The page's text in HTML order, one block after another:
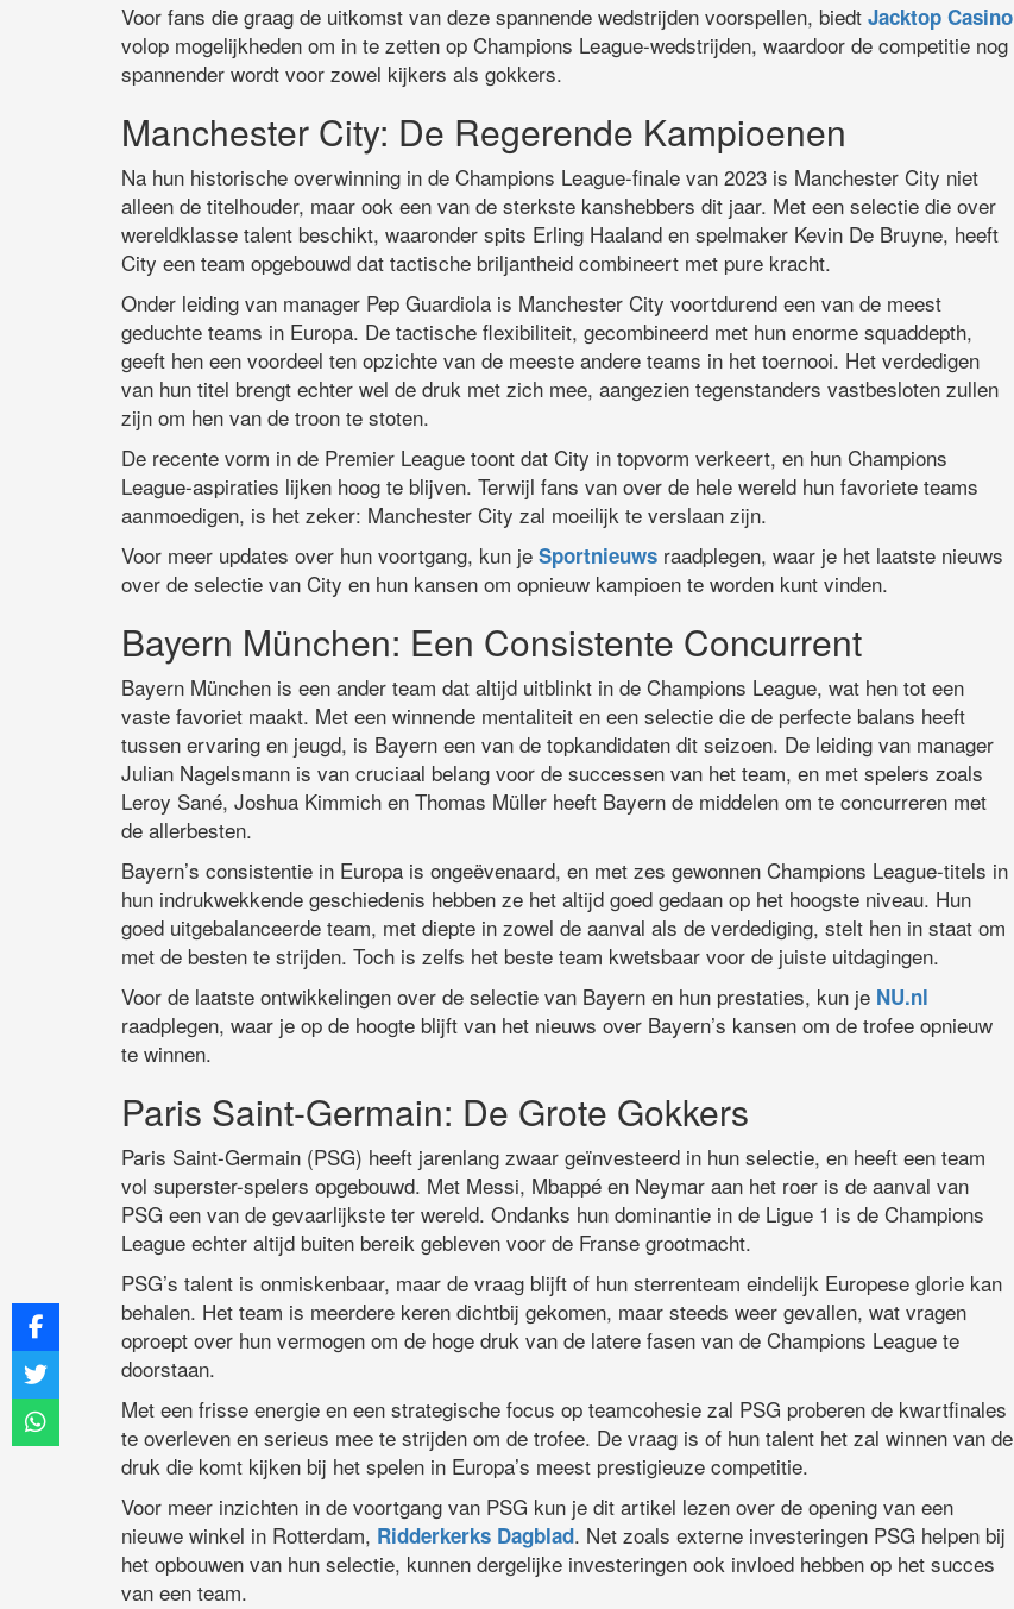
Voor fans die graag de uitkomst van deze spannende wedstrijden voorspellen, biedt Jacktop Casino
volop mogelijkheden om in te zetten op Champions League-wedstrijden, waardoor de competitie nog
spannender wordt voor zowel kijkers als gokkers.
Manchester City: De Regerende Kampioenen
Na hun historische overwinning in de Champions League-finale van 2023 is Manchester City niet
alleen de titelhouder, maar ook een van de sterkste kanshebbers dit jaar. Met een selectie die over
wereldklasse talent beschikt, waaronder spits Erling Haaland en spelmaker Kevin De Bruyne, heeft
City een team opgebouwd dat tactische briljantheid combineert met pure kracht.
Onder leiding van manager Pep Guardiola is Manchester City voortdurend een van de meest
geduchte teams in Europa. De tactische flexibiliteit, gecombineerd met hun enorme squaddepth,
geeft hen een voordeel ten opzichte van de meeste andere teams in het toernooi. Het verdedigen
van hun titel brengt echter wel de druk met zich mee, aangezien tegenstanders vastbesloten zullen
zijn om hen van de troon te stoten.
De recente vorm in de Premier League toont dat City in topvorm verkeert, en hun Champions
League-aspiraties lijken hoog te blijven. Terwijl fans van over de hele wereld hun favoriete teams
aanmoedigen, is het zeker: Manchester City zal moeilijk te verslaan zijn.
Voor meer updates over hun voortgang, kun je Sportnieuws raadplegen, waar je het laatste nieuws
over de selectie van City en hun kansen om opnieuw kampioen te worden kunt vinden.
Bayern München: Een Consistente Concurrent
Bayern München is een ander team dat altijd uitblinkt in de Champions League, wat hen tot een
vaste favoriet maakt. Met een winnende mentaliteit en een selectie die de perfecte balans heeft
tussen ervaring en jeugd, is Bayern een van de topkandidaten dit seizoen. De leiding van manager
Julian Nagelsmann is van cruciaal belang voor de successen van het team, en met spelers zoals
Leroy Sané, Joshua Kimmich en Thomas Müller heeft Bayern de middelen om te concurreren met
de allerbesten.
Bayern’s consistentie in Europa is ongeëvenaard, en met zes gewonnen Champions League-titels in
hun indrukwekkende geschiedenis hebben ze het altijd goed gedaan op het hoogste niveau. Hun
goed uitgebalanceerde team, met diepte in zowel de aanval als de verdediging, stelt hen in staat om
met de besten te strijden. Toch is zelfs het beste team kwetsbaar voor de juiste uitdagingen.
Voor de laatste ontwikkelingen over de selectie van Bayern en hun prestaties, kun je NU.nl
raadplegen, waar je op de hoogte blijft van het nieuws over Bayern’s kansen om de trofee opnieuw
te winnen.
Paris Saint-Germain: De Grote Gokkers
Paris Saint-Germain (PSG) heeft jarenlang zwaar geïnvesteerd in hun selectie, en heeft een team
vol superster-spelers opgebouwd. Met Messi, Mbappé en Neymar aan het roer is de aanval van
PSG een van de gevaarlijkste ter wereld. Ondanks hun dominantie in de Ligue 1 is de Champions
League echter altijd buiten bereik gebleven voor de Franse grootmacht.
PSG’s talent is onmiskenbaar, maar de vraag blijft of hun sterrenteam eindelijk Europese glorie kan
behalen. Het team is meerdere keren dichtbij gekomen, maar steeds weer gevallen, wat vragen
oproept over hun vermogen om de hoge druk van de latere fasen van de Champions League te
doorstaan.
Met een frisse energie en een strategische focus op teamcohesie zal PSG proberen de kwartfinales
te overleven en serieus mee te strijden om de trofee. De vraag is of hun talent het zal winnen van de
druk die komt kijken bij het spelen in Europa’s meest prestigieuze competitie.
Voor meer inzichten in de voortgang van PSG kun je dit artikel lezen over de opening van een
nieuwe winkel in Rotterdam, Ridderkerks Dagblad. Net zoals externe investeringen PSG helpen bij
het opbouwen van hun selectie, kunnen dergelijke investeringen ook invloed hebben op het succes
van een team.